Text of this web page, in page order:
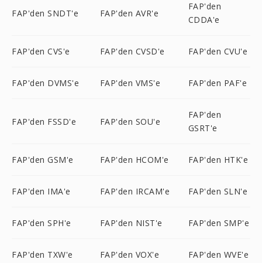
FAP'den SNDT'e FAP'den AVR'e
FAP'den
CDDA'e
FAP'den CVS'e FAP'den CVSD'e FAP'den CVU'e
FAP'den DVMS'e FAP'den VMS'e FAP'den PAF'e
FAP'den FSSD'e FAP'den SOU'e
FAP'den
GSRT'e
FAP'den GSM'e FAP'den HCOM'e FAP'den HTK'e
FAP'den IMA'e FAP'den IRCAM'e FAP'den SLN'e
FAP'den SPH'e FAP'den NIST'e FAP'den SMP'e
FAP'den TXW'e FAP'den VOX'e FAP'den WVE'e